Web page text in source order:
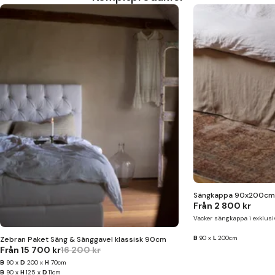
Zebran Paket Säng & Sänggavel klassisk 90cm
Från 15 700 kr16 200 kr
B 90 x D 200 x H 70cm
B 90 x H 125 x D 11cm
Sängkappa 90x200cm
Från 2 800 kr
Vacker sängkappa i
B 90 x L200cm